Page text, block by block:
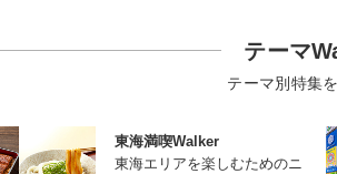
テーマ
テーマ別特集
東海満喫Walker
東海エリアを楽しむためのニ